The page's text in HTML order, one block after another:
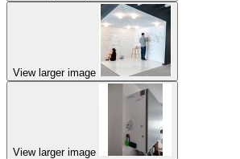
View larger image
View larger image